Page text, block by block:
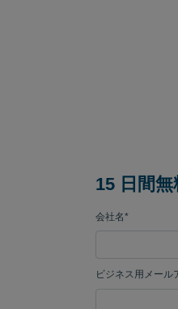
15 日間
会社名*
ビジネス用メール